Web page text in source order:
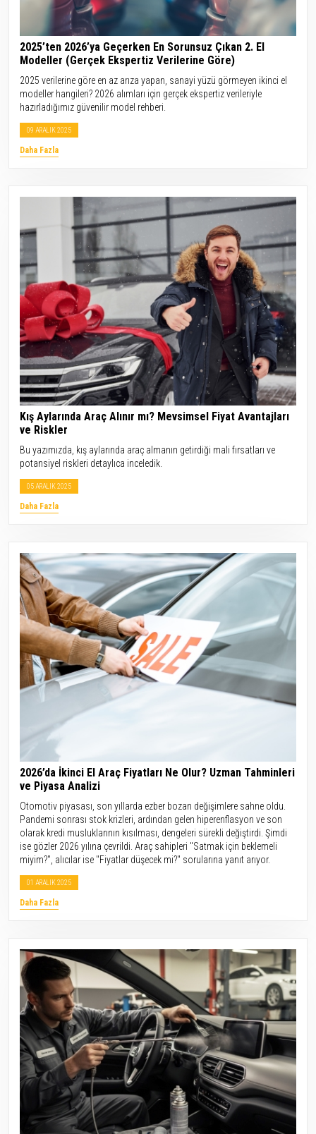
2025’ten 2026’ya Geçerken En Sorunsuz Çıkan 2. El
Modeller (Gerçek Ekspertiz Verilerine Göre)
2025 verilerine göre en az arıza yapan, sanayi yüzü görmeyen ikinci el
modeller hangileri? 2026 alımları için gerçek ekspertiz verileriyle
hazırladığımız güvenilir model rehberi.
09 ARALIK 2025
Daha Fazla
Kış Aylarında Araç Alınır mı? Mevsimsel Fiyat Avantajları
ve Riskler
Bu yazımızda, kış aylarında araç almanın getirdiği mali fırsatları ve
potansiyel riskleri detaylıca inceledik.
05 ARALIK 2025
Daha Fazla
2026’da İkinci El Araç Fiyatları Ne Olur? Uzman Tahminleri
ve Piyasa Analizi
Otomotiv piyasası, son yıllarda ezber bozan değişimlere sahne oldu.
Pandemi sonrası stok krizleri, ardından gelen hiperenflasyon ve son
olarak kredi musluklarının kısılması, dengeleri sürekli değiştirdi. Şimdi
ise gözler 2026 yılına çevrildi. Araç sahipleri "Satmak için beklemeli
miyim?", alıcılar ise "Fiyatlar düşecek mi?" sorularına yanıt arıyor.
01 ARALIK 2025
Daha Fazla